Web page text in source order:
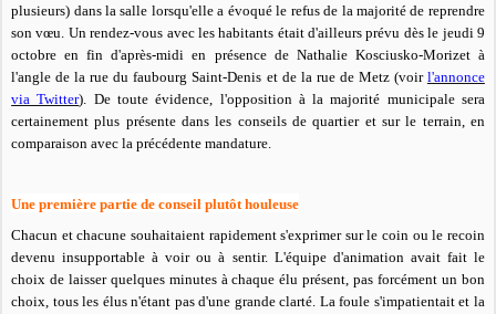
plusieurs) dans la salle lorsqu'elle a évoqué le refus de la majorité de reprendre
son vœu. Un rendez-vous avec les habitants était d'ailleurs prévu dès le jeudi 9
octobre en fin d'après-midi en présence de Nathalie Kosciusko-Morizet à
l'angle de la rue du faubourg Saint-Denis et de la rue de Metz (voir l'annonce
via Twitter). De toute évidence, l'opposition à la majorité municipale sera
certainement plus présente dans les conseils de quartier et sur le terrain, en
comparaison avec la précédente mandature.
Une première partie de conseil plutôt houleuse
Chacun et chacune souhaitaient rapidement s'exprimer sur le coin ou le recoin
devenu insupportable à voir ou à sentir. L'équipe d'animation avait fait le
choix de laisser quelques minutes à chaque élu présent, pas forcément un bon
choix, tous les élus n'étant pas d'une grande clarté. La foule s'impatientait et la